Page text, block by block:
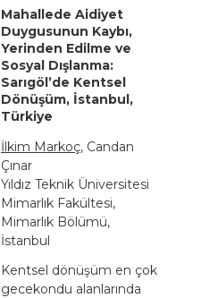
Mahallede Aidiyet
Duygusunun Kaybı,
Yerinden Edilme ve
Sosyal Dışlanma:
Sarıgöl’de Kentsel
Dönüşüm, İstanbul,
Türkiye
İlkim Markoç, Candan
Çınar
Yıldız Teknik Üniversitesi
Mimarlık Fakültesi,
Mimarlık Bölümü,
İstanbul
Kentsel dönüşüm en çok
gecekondu alanlarında